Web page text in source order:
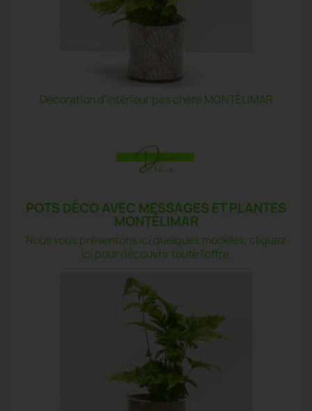
Décoration d'intérieur pas chère MONTÉLIMAR
POTS DÉCO AVEC MESSAGES ET PLANTES
MONTÉLIMAR
Nous vous présentons ici quelques modèles, cliquez
ici pour découvrir toute l'offre.